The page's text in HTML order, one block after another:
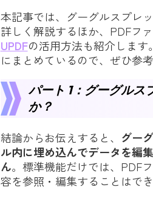
本記事では、グーグルスプレ
詳しく解説するほか、PDFフ
UPDFの活用方法も紹介しま
にまとめているので、ぜひ参
パート 1：グーグルス
か？
結論からお伝えすると、 グー
ル内に埋め込んでデータを編
ん。標準機能だけでは、PDF
容を参照・編集することはで